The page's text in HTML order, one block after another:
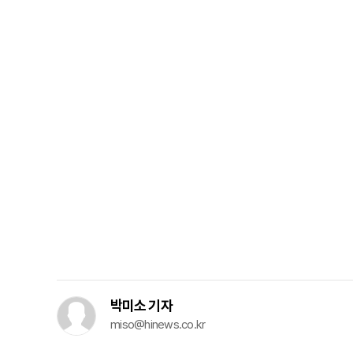
박미소 기자
miso@hinews.co.kr